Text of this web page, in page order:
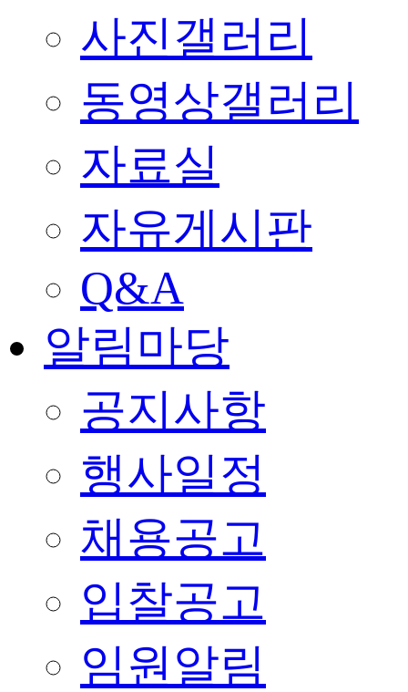
사진갤러리
동영상갤러리
자료실
자유게시판
Q&A
알림마당
공지사항
행사일정
채용공고
입찰공고
임원알림